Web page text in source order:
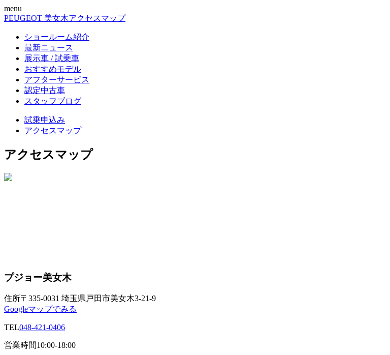
menu
PEUGEOT 美女木アクセスマップ
ショールーム紹介
最新ニュース
展示車 / 試乗車
おすすめモデル
アフターサービス
認定中古車
スタッフブログ
試乗申込み
アクセスマップ
アクセスマップ
プジョー美女木
住所〒335-0031 埼玉県戸田市美女木3-21-9
Googleマップでみる
TEL048-421-0406
営業時間10:00-18:00